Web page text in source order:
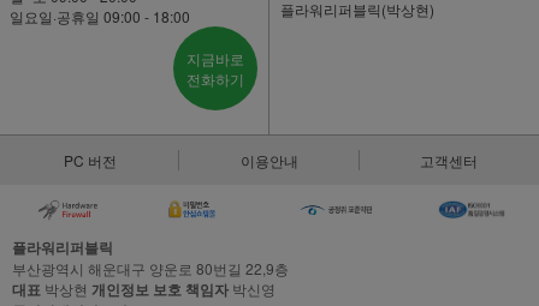
일요일·공휴일 09:00 - 18:00
지금바로
전화하기
플라워리퍼블릭(박상현)
PC 버전 이용안내 고객센터
플라워리퍼블릭
부산광역시 해운대구 양운로 80번길 22,9층
대표 박상현 개인정보 보호 책임자 박신영